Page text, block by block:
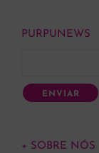
PURPUNEWS
ENVIAR
+ SOBRE NÓS